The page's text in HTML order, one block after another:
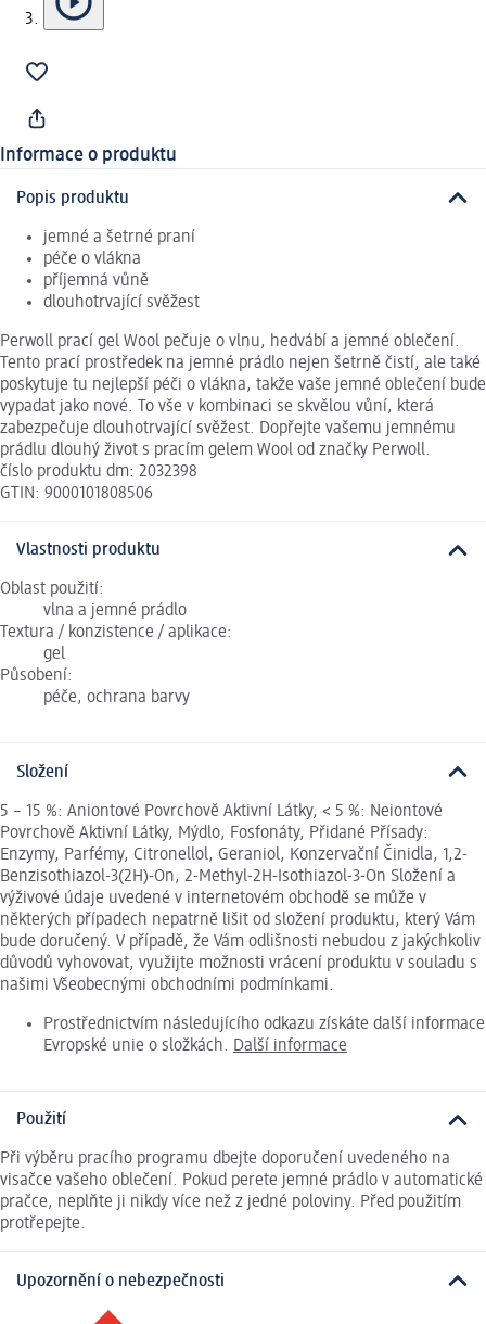
Informace o produktu
Popis produktu
jemné a šetrné praní
péče o vlákna
příjemná vůně
dlouhotrvající svěžest
Perwoll prací gel Wool pečuje o vlnu, hedvábí a jemné oblečení.
Tento prací prostředek na jemné prádlo nejen šetrně čistí, ale také
poskytuje tu nejlepší péči o vlákna, takže vaše jemné oblečení bude
vypadat jako nové. To vše v kombinaci se skvělou vůní, která
zabezpečuje dlouhotrvající svěžest. Dopřejte vašemu jemnému
prádlu dlouhý život s pracím gelem Wool od značky Perwoll.
číslo produktu dm: 2032398
GTIN: 9000101808506
Vlastnosti produktu
Oblast použití:
vlna a jemné prádlo
Textura / konzistence / aplikace:
gel
Působení:
péče, ochrana barvy
Složení
5 – 15 %: Aniontové Povrchově Aktivní Látky, < 5 %: Neiontové
Povrchově Aktivní Látky, Mýdlo, Fosfonáty, Přidané Přísady:
Enzymy, Parfémy, Citronellol, Geraniol, Konzervační Činidla, 1,2-
Benzisothiazol-3(2H)-On, 2-Methyl-2H-Isothiazol-3-On Složení a
výživové údaje uvedené v internetovém obchodě se může v
některých případech nepatrně lišit od složení produktu, který Vám
bude doručený. V případě, že Vám odlišnosti nebudou z jakýchkoliv
důvodů vyhovovat, využijte možnosti vrácení produktu v souladu s
našimi Všeobecnými obchodními podmínkami.
Prostřednictvím následujícího odkazu získáte další informace
Evropské unie o složkách. Další informace
Použití
Při výběru pracího programu dbejte doporučení uvedeného na
visačce vašeho oblečení. Pokud perete jemné prádlo v automatické
pračce, neplňte ji nikdy více než z jedné poloviny. Před použitím
protřepejte.
Upozornění o nebezpečnosti